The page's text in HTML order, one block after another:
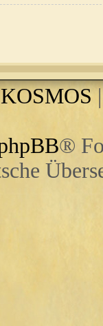
KOSMOS
®